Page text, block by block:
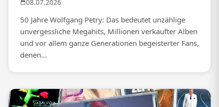
08.07.2026
50 Jahre Wolfgang Petry: Das bedeutet unzählige
unvergessliche Megahits, Millionen verkaufter Alben
und vor allem ganze Generationen begeisterter Fans,
denen...